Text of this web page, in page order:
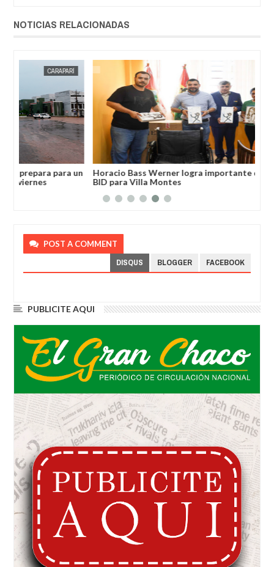
NOTICIAS RELACIONADAS
MAY
RECIENTES
Horacio Bass Werner logra importante donación del
BID para Villa Montes
POST A COMMENT
DISQUS BLOGGER FACEBOOK
PUBLICITE AQUI